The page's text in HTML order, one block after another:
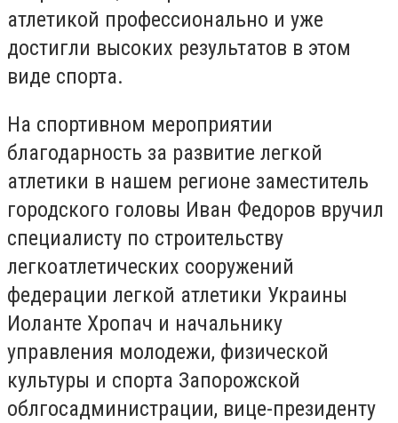
атлетикой профессионально и уже
достигли высоких результатов в этом
виде спорта.
На спортивном мероприятии
благодарность за развитие легкой
атлетики в нашем регионе заместитель
городского головы Иван Федоров вручил
специалисту по строительству
легкоатлетических сооружений
федерации легкой атлетики Украины
Иоланте Хропач и начальнику
управления молодежи, физической
культуры и спорта Запорожской
облгосадминистрации, вице-президенту